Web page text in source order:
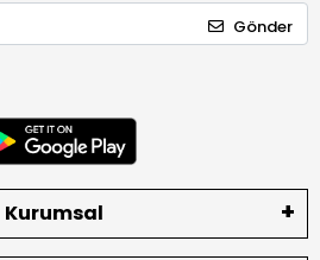
Gönder
Kurumsal